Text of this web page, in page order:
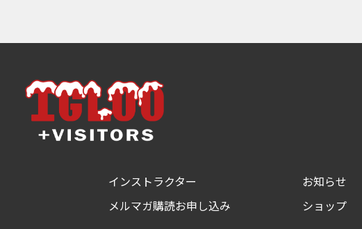
インストラクター
お知らせ
メルマガ購読お申し込み
ショップ